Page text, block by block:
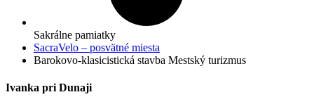
Sakrálne pamiatky
SacraVelo – posvätné miesta
Barokovo-klasicistická stavba Mestský turizmus
Ivanka pri Dunaji